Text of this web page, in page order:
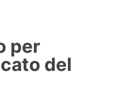
per
del